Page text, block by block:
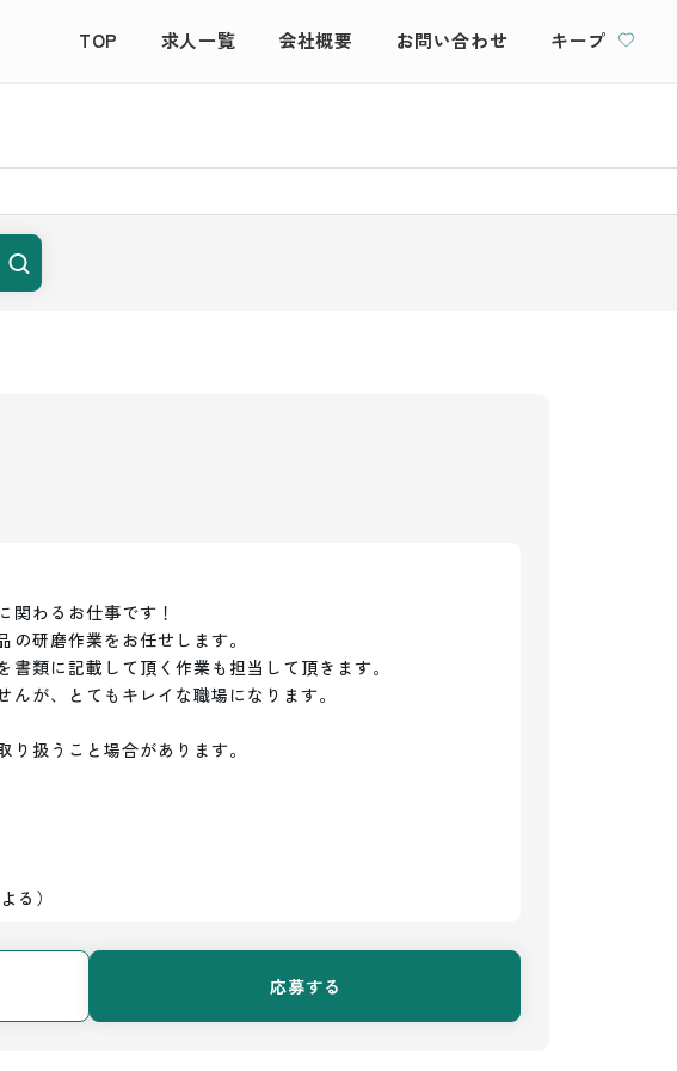
TOP 求人一覧 会社概要 お問い合わせ キープ
関わるお仕事です！
研磨作業をお任せします。
書類に記載して頂く作業も担当して頂きます。
んが、とてもキレイな職場になります。
扱うこと場合があります。
る）
応募する